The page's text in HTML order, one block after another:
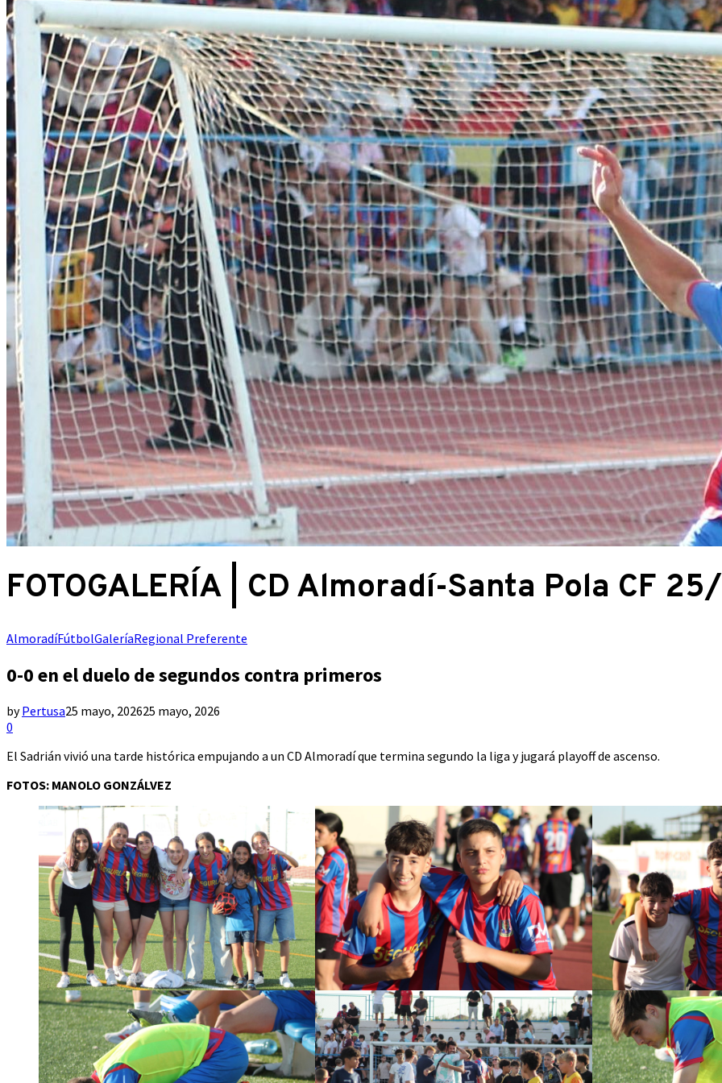
FOTOGALERÍA | CD Almoradí-Santa Pola CF
AlmoradíFútbolGaleríaRegional Preferente
0-0 en el duelo de segundos contra primeros
byPertusa25 mayo, 202625 mayo, 2026
0
El Sadrián vivió una tarde histórica empujando a un CD Almoradí que termina segundo la liga y jugará playoff de ascenso.
FOTOS: MANOLO GONZÁLVEZ